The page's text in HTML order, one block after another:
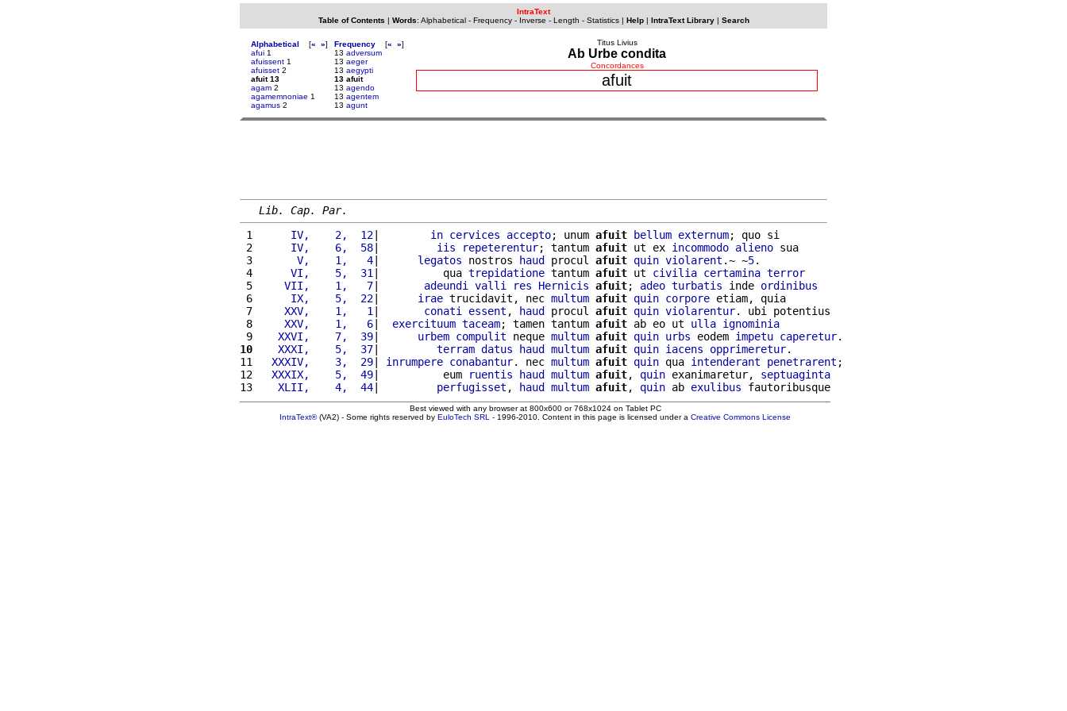
IntraText
Table of Contents | Words: Alphabetical- Frequency- Inverse - Length - Statistics| Help| IntraText Library| Search
Alphabetical [« »]
afui 1
afuissent 1
afuisset 2
afuit 13
agam 2
agamemnoniae 1
agamus 2
Frequency [« »]
13 adversum
13 aeger
13 aegypti
13 afuit
13 agendo
13 agentem
13 agunt
Titus Livius
Ab Urbe condita
Concordances
afuit
Lib. Cap. Par.
1
     IV,    2,  12
| in cervices accepto; unum afuit bellum externum; quo si
2
     IV,    6,  58
| iis repeterentur; tantum afuit ut ex incommodo alieno sua
3
      V,    1,   4
| legatos nostros haud procul afuit quin violarent .~ ~5.
4
     VI,    5,  31
|          qua trepidatione tantum afuit ut civilia certamina terror
5
    VII,    1,   7
| adeundi valli res Hernicis afuit; adeo turbatis inde ordinibus
6
     IX,    5,  22
| irae trucidavit, nec multum afuit quin corpore etiam, quia
7
    XXV,    1,   1
| conati essent , haud procul afuit quin violarentur. ubi potentius
8
    XXV,    1,   6
| exercituum taceam; tamen tantum afuit ab eo ut ulla ignominia
9
   XXVI,    7,  39
| urbem compulit neque multum afuit quin urbs eodem impetu caperetur
10
   XXXI,    5,  37
| terram datus haud multum afuit quin iacens opprimeretur.
11
  XXXIV,    3,  29
| inrumpere conabantur. nec multum afuit quin qua intenderant penetrarent ;
12
  XXXIX,    5,  49
|          eum ruentis haud multum afuit, quin exanimaretur, septuaginta
13
   XLII,    4,  44
| perfugisset , haud multum afuit, quin ab exulibus
Best viewed with any browser at 800x600 or 768x1024 on Tablet PC
IntraText®(VA2) - Some rights reserved by EuloTech SRL - 1996-2010. Content in this page is licensed under a Creative Commons License